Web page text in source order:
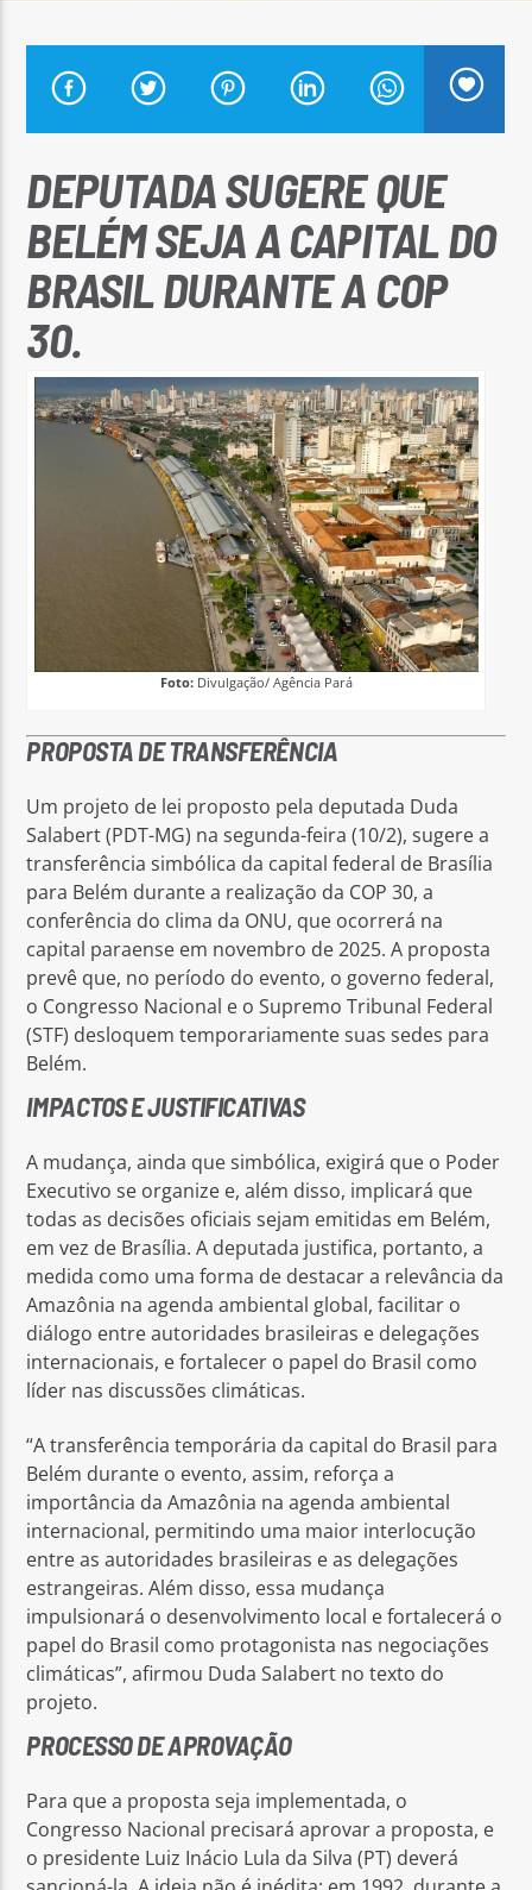
DEPUTADA SUGERE QUE
BELÉM SEJA A CAPITAL DO
BRASIL DURANTE A COP
30.
Foto:Divulgação/ Agência Pará
PROPOSTA DE TRANSFERÊNCIA
Um projeto de lei proposto pela deputada Duda
Salabert (PDT-MG) na segunda-feira (10/2), sugere a
transferência simbólica da capital federal de Brasília
para Belém durante a realização da COP 30, a
conferência do clima da ONU, que ocorrerá na
capital paraense em novembro de 2025. A proposta
prevê que, no período do evento, o governo federal,
o Congresso Nacional e o Supremo Tribunal Federal
(STF) desloquem temporariamente suas sedes para
Belém.
IMPACTOS E JUSTIFICATIVAS
A mudança, ainda que simbólica, exigirá que o Poder
Executivo se organize e, além disso, implicará que
todas as decisões oficiais sejam emitidas em Belém,
em vez de Brasília. A deputada justifica, portanto, a
medida como uma forma de destacar a relevância da
Amazônia na agenda ambiental global, facilitar o
diálogo entre autoridades brasileiras e delegações
internacionais, e fortalecer o papel do Brasil como
líder nas discussões climáticas.
“A transferência temporária da capital do Brasil para
Belém durante o evento, assim, reforça a
importância da Amazônia na agenda ambiental
internacional, permitindo uma maior interlocução
entre as autoridades brasileiras e as delegações
estrangeiras. Além disso, essa mudança
impulsionará o desenvolvimento local e fortalecerá o
papel do Brasil como protagonista nas negociações
climáticas”, afirmou Duda Salabert no texto do
projeto.
PROCESSO DE APROVAÇÃO
Para que a proposta seja implementada, o
Congresso Nacional precisará aprovar a proposta, e
o presidente Luiz Inácio Lula da Silva (PT) deverá